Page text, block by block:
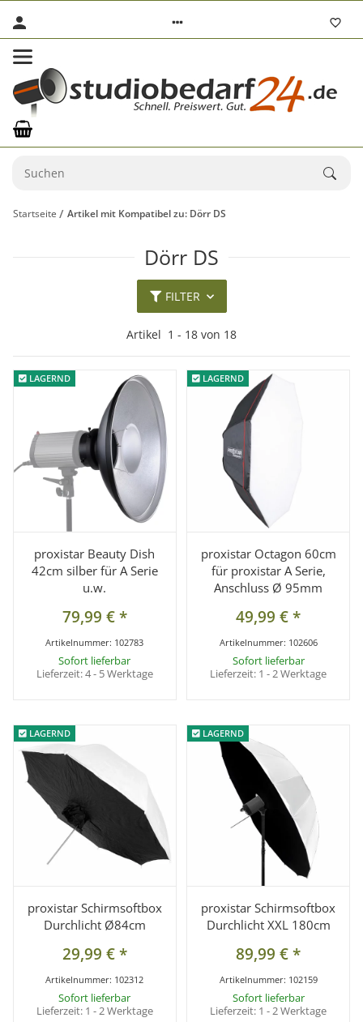
Startseite Artikel mit Kompatibel zu: Dörr DS
Dörr DS
FILTER
Artikel 1 - 18 von 18
LAGERND
LAGERND
proxistar Beauty Dish
42cm silber für A Serie
u.w.
79,99 €*
Artikelnummer: 102783
Sofort lieferbar
Lieferzeit:4 - 5 Werktage
LAGERND
LAGERND
proxistar Octagon 60cm
für proxistar A Serie,
Anschluss Ø 95mm
49,99 €*
Artikelnummer: 102606
Sofort lieferbar
Lieferzeit: 1 - 2 Werktage
LAGERND
LAGERND
proxistar Schirmsoftbox
Durchlicht Ø84cm
29,99 €*
Artikelnummer: 102312
Sofort lieferbar
Lieferzeit: 1 - 2 Werktage
LAGERND
LAGERND
proxistar Schirmsoftbox
Durchlicht XXL 180cm
89,99 €*
Artikelnummer: 102159
Sofort lieferbar
Lieferzeit: 1 - 2 Werktage